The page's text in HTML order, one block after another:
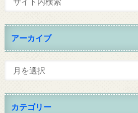
アーカイブ
カテゴリー